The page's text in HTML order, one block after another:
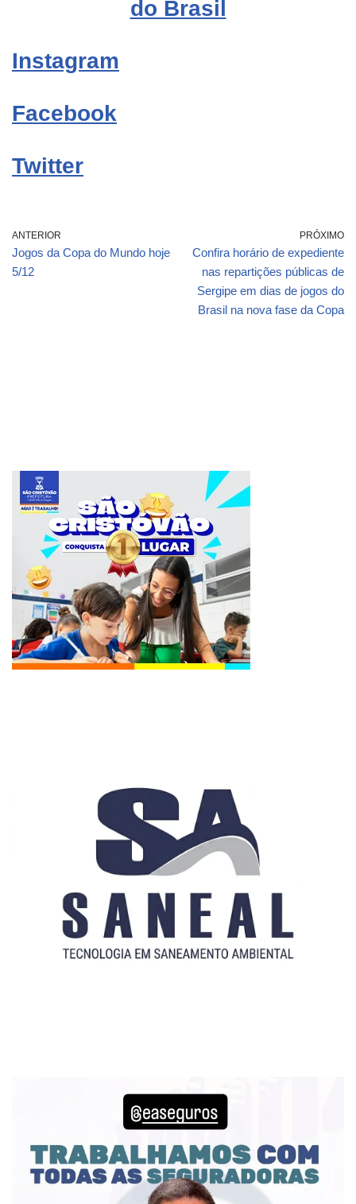
do Brasil
Instagram
Facebook
Twitter
ANTERIOR
Jogos da Copa do Mundo hoje
5/12
PRÓXIMO
Confira horário de expediente
nas repartições públicas de
Sergipe em dias de jogos do
Brasil na nova fase da Copa